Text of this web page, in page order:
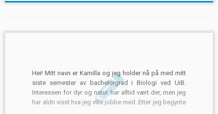
Hei! Mitt navn er Kamilla og jeg holder nå på med mitt
siste semester av bachelorgrad i Biologi ved UiB.
Interessen for dyr og natur har alltid vært der, men jeg
har aldri visst hva jeg ville jobbe med. Etter jeg begynte